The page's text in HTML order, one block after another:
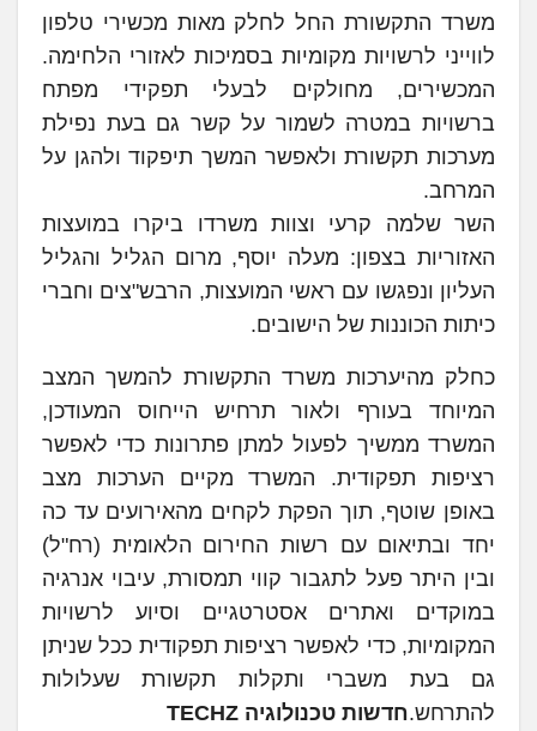
משרד התקשורת החל לחלק מאות מכשירי טלפון
לווייני לרשויות מקומיות בסמיכות לאזורי הלחימה.
המכשירים, מחולקים לבעלי תפקידי מפתח
ברשויות במטרה לשמור על קשר גם בעת נפילת
מערכות תקשורת ולאפשר המשך תיפקוד ולהגן על
המרחב.
השר שלמה קרעי וצוות משרדו ביקרו במועצות
האזוריות בצפון: מעלה יוסף, מרום הגליל והגליל
העליון ונפגשו עם ראשי המועצות, הרבש"צים וחברי
כיתות הכוננות של הישובים.
כחלק מהיערכות משרד התקשורת להמשך המצב
המיוחד בעורף ולאור תרחיש הייחוס המעודכן,
המשרד ממשיך לפעול למתן פתרונות כדי לאפשר
רציפות תפקודית. המשרד מקיים הערכות מצב
באופן שוטף, תוך הפקת לקחים מהאירועים עד כה
יחד ובתיאום עם רשות החירום הלאומית (רח"ל)
ובין היתר פעל לתגבור קווי תמסורת, עיבוי אנרגיה
במוקדים ואתרים אסטרטגיים וסיוע לרשויות
המקומיות, כדי לאפשר רציפות תפקודית ככל שניתן
גם בעת משברי ותקלות תקשורת שעלולות
להתרחש.חדשות טכנולוגיה TECHZ